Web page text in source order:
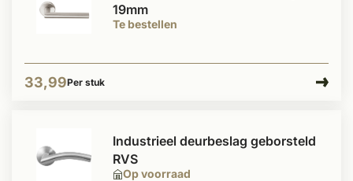
Te bestellen
19mm
33,99Per stuk
Op voorraad
Industrieel deurbeslag geborsteld
RVS